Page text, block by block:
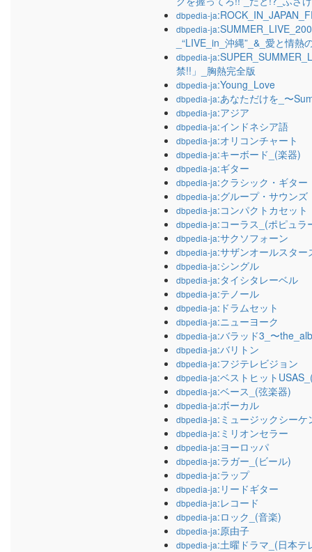
dbpedia-ja
dbpedia-ja
_“LIVE_in_沖縄”_&_愛と情熱
dbpedia-ja
禁!!」_胸熱完全版
dbpedia-ja:Young_Love
dbpedia-ja:あなただけを_〜
dbpedia-ja:アジア
dbpedia-ja:インドネシア語
dbpedia-ja:オリコンチャート
dbpedia-ja:キーボード_(楽器)
dbpedia-ja:ギター
dbpedia-ja:クラシック・ギター
dbpedia-ja:グループ・サウンズ
dbpedia-ja:コンパクトカセット
dbpedia-ja:コーラス_(ポピュラ
dbpedia-ja:サクソフォーン
dbpedia-ja:サザンオールスター
dbpedia-ja:シングル
dbpedia-ja:タイシタレーベル
dbpedia-ja:テノール
dbpedia-ja:ドラムセット
dbpedia-ja:ニューヨーク
dbpedia-ja:バラッド3_〜
dbpedia-ja:バリトン
dbpedia-ja:フジテレビジョン
dbpedia-ja:ベストヒット
dbpedia-ja:ベース_(弦楽器)
dbpedia-ja:ボーカル
dbpedia-ja:ミュージックシーケ
dbpedia-ja:ミリオンセラー
dbpedia-ja:ヨーロッパ
dbpedia-ja:ラガー_(ビール)
dbpedia-ja:ラップ
dbpedia-ja:リードギター
dbpedia-ja:レコード
dbpedia-ja:ロック_(音楽)
dbpedia-ja:原由子
dbpedia-ja:土曜ドラマ_(日本テ